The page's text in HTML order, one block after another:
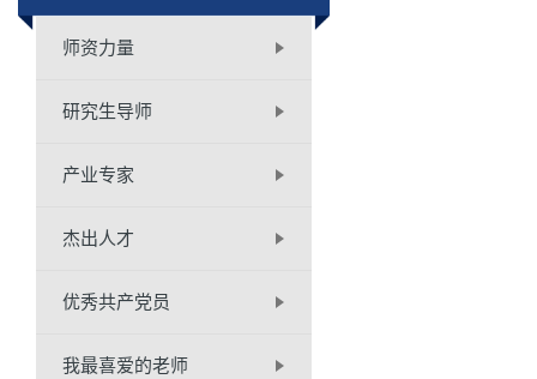
师资力量
研究生导师
产业专家
杰出人才
优秀共产党员
我最喜爱的老师